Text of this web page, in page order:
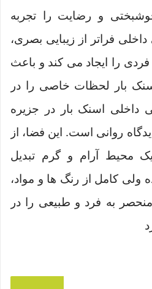
و رضایت را تجربه
فراتر از زیبایی بصری،
را ایجاد می کند و باعث
بار لحظات خاصی را در
داخلی اسنک بار در جزیره
روانی است. این فضا، از
محیط آرام و گرم تبدیل
کامل از رنگ ها و مواد،
به فرد و طبیعی را در